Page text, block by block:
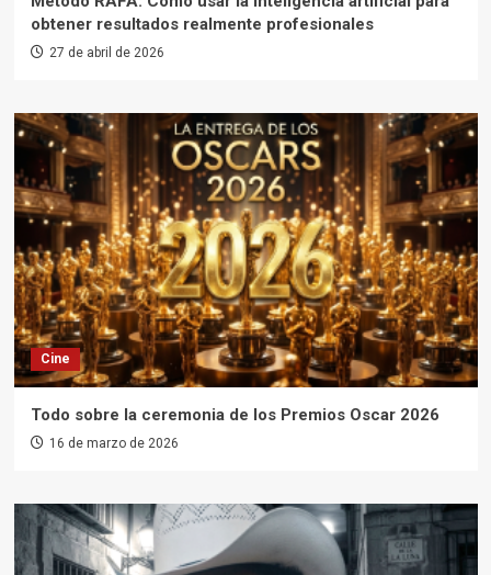
obtener resultados realmente profesionales
27 de abril de 2026
Cine
Todo sobre la ceremonia de los Premios Oscar 2026
16 de marzo de 2026